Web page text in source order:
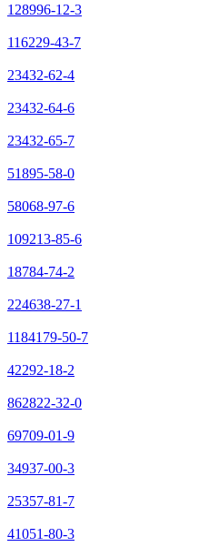
128996-12-3
116229-43-7
23432-62-4
23432-64-6
23432-65-7
51895-58-0
58068-97-6
109213-85-6
18784-74-2
224638-27-1
1184179-50-7
42292-18-2
862822-32-0
69709-01-9
34937-00-3
25357-81-7
41051-80-3